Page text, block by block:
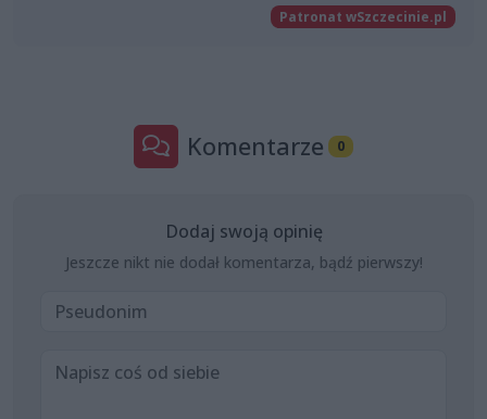
Patronat wSzczecinie.pl
Komentarze 0
Dodaj swoją opinię
Jeszcze nikt nie dodał komentarza, bądź pierwszy!